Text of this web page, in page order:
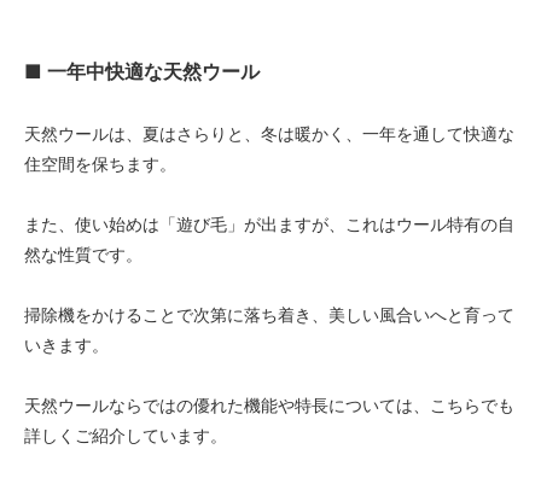
■ 一年中快適な天然ウール
天然ウールは、夏はさらりと、冬は暖かく、一年を通して快適な
住空間を保ちます。
また、使い始めは「遊び毛」が出ますが、これはウール特有の自
然な性質です。
掃除機をかけることで次第に落ち着き、美しい風合いへと育って
いきます。
天然ウールならではの優れた機能や特長については、こちらでも
詳しくご紹介しています。